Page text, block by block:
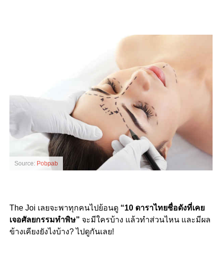
Source: Pobpab
The Joi เลยจะพาทุกคนไปย้อนดู “10 ดาราไทยชื่อดังที่เคย
เจอศัลยกรรมทำพิษ” จะมีใครบ้าง แล้วทำส่วนไหน และมีผล
ข้างเคียงยังไงบ้าง? ไปดูกันเลย!